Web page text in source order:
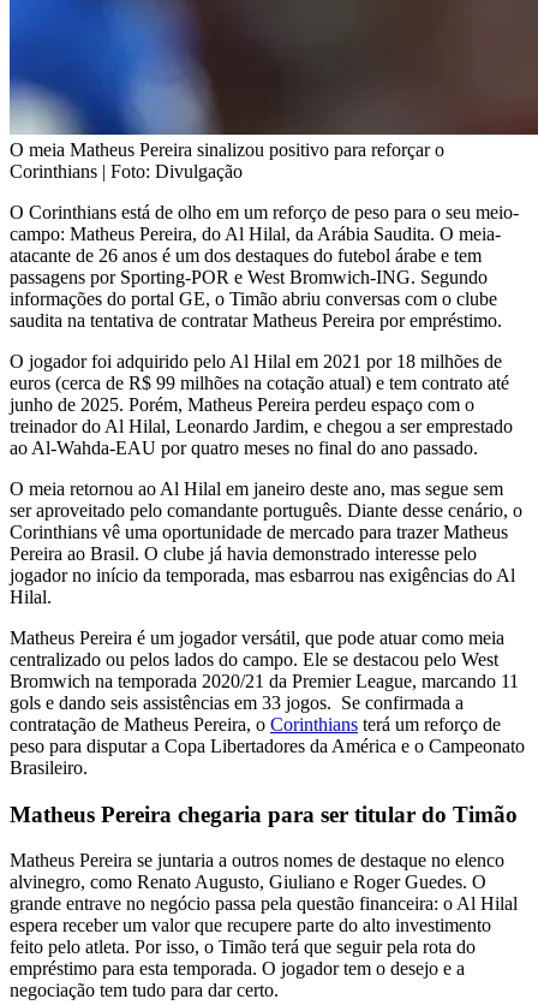
O meia Matheus Pereira sinalizou positivo para reforçar o
Corinthians | Foto: Divulgação
O Corinthians está de olho em um reforço de peso para o seu meio-
campo: Matheus Pereira, do Al Hilal, da Arábia Saudita. O meia-
atacante de 26 anos é um dos destaques do futebol árabe e tem
passagens por Sporting-POR e West Bromwich-ING. Segundo
informações do portal GE, o Timão abriu conversas com o clube
saudita na tentativa de contratar Matheus Pereira por empréstimo.
O jogador foi adquirido pelo Al Hilal em 2021 por 18 milhões de
euros (cerca de R$ 99 milhões na cotação atual) e tem contrato até
junho de 2025. Porém, Matheus Pereira perdeu espaço com o
treinador do Al Hilal, Leonardo Jardim, e chegou a ser emprestado
ao Al-Wahda-EAU por quatro meses no final do ano passado.
O meia retornou ao Al Hilal em janeiro deste ano, mas segue sem
ser aproveitado pelo comandante português. Diante desse cenário, o
Corinthians vê uma oportunidade de mercado para trazer Matheus
Pereira ao Brasil. O clube já havia demonstrado interesse pelo
jogador no início da temporada, mas esbarrou nas exigências do Al
Hilal.
Matheus Pereira é um jogador versátil, que pode atuar como meia
centralizado ou pelos lados do campo. Ele se destacou pelo West
Bromwich na temporada 2020/21 da Premier League, marcando 11
gols e dando seis assistências em 33 jogos. Se confirmada a
contratação de Matheus Pereira, o Corinthians terá um reforço de
peso para disputar a Copa Libertadores da América e o Campeonato
Brasileiro.
Matheus Pereira chegaria para ser titular do Timão
Matheus Pereira se juntaria a outros nomes de destaque no elenco
alvinegro, como Renato Augusto, Giuliano e Roger Guedes. O
grande entrave no negócio passa pela questão financeira: o Al Hilal
espera receber um valor que recupere parte do alto investimento
feito pelo atleta. Por isso, o Timão terá que seguir pela rota do
empréstimo para esta temporada. O jogador tem o desejo e a
negociação tem tudo para dar certo.